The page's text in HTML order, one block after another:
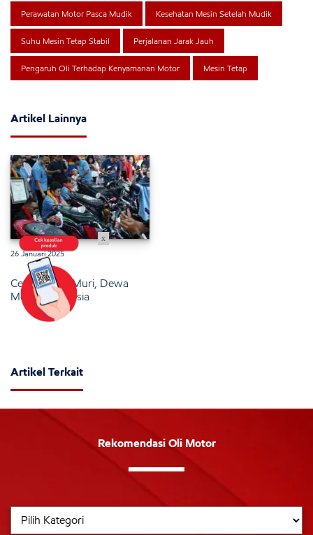
Perawatan Motor Pasca Mudik Kesehatan Mesin Setelah Mudik
Suhu Mesin Tetap Stabil Perjalanan Jarak Jauh
Pengaruh Oli Terhadap Kenyamanan Motor Mesin Tetap
Artikel Lainnya
26 Januari 2025
Cetak Rekor Muri, Dewa
Motor Indonesia
Artikel Terkait
Rekomendasi Oli Motor
x